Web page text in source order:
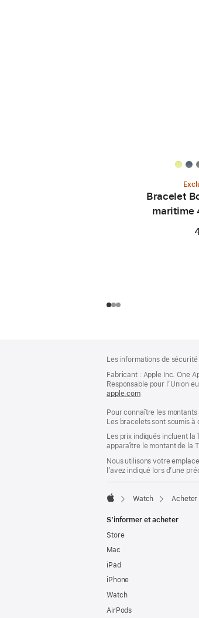
Bracelet
maritime
de
page
de
bas
de
page
Les informations de
Fabricant : Apple Inc. One
Responsable pour l’Union
apple.com(s’ouvre
une
nouvelle
fenêtre)
Pour connaître les
Les bracelets sont soumis
Les prix indiqués incluent
apparaître le montant de la
Nous utilisons votre
l’avez indiqué lors d’une
Watch Acheter
S’informer et acheter
Store
Mac
iPad
iPhone
Watch
AirPods